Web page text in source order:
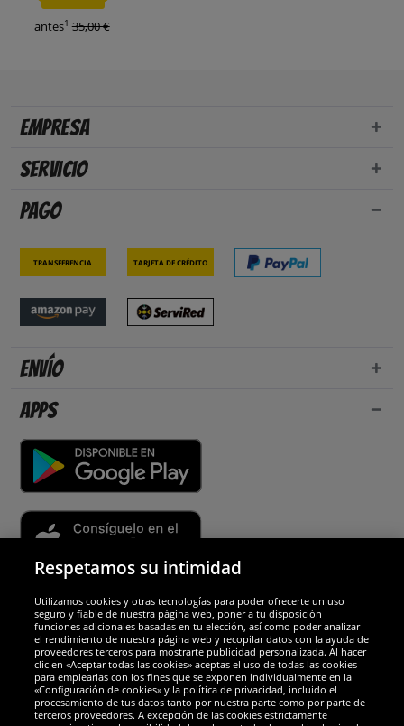
antes1 35,00 €
Empresa
Servicio
Pago
Transferencia Tarjeta de crédito
Envío
Apps
Socios y seguridad
Galardones
Respetamos su intimidad
Utilizamos cookies y otras tecnologías para poder ofrecerte un uso
seguro y fiable de nuestra página web, poner a tu disposición
funciones adicionales basadas en tu elección, así como poder analizar
el rendimiento de nuestra página web y recopilar datos con la ayuda de
proveedores terceros para mostrarte publicidad personalizada. Al hacer
clic en «Aceptar todas las cookies» aceptas el uso de todas las cookies
para emplearlas con los fines que se exponen individualmente en la
«Configuración de cookies» y la política de privacidad, incluido el
procesamiento de tus datos tanto por nuestra parte como por parte de
terceros proveedores. A excepción de las cookies estrictamente